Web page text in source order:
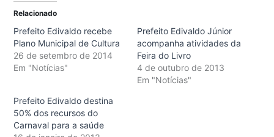
Relacionado
Prefeito Edivaldo recebe
Plano Municipal de Cultura
26 de setembro de 2014
Em "Notícias"
Prefeito Edivaldo Júnior
acompanha atividades da
Feira do Livro
4 de outubro de 2013
Em "Notícias"
Prefeito Edivaldo destina
50% dos recursos do
Carnaval para a saúde